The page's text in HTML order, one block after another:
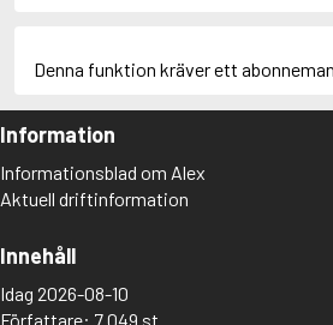
Alex Cross
Alex Delaware
Alex McKnight
Alex Morrow
Alex Recht
Alix London
Am Hunter
Amanda Pharrell
Denna funktion kräver ett
Information
Informationsblad om Alex
Aktuell driftinformation
Innehåll
Idag 2026-08-10
Författare: 7 049 st